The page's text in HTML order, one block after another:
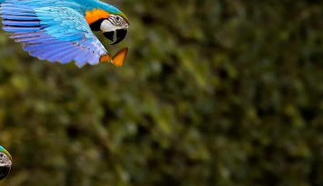
Zobraziť všetky
produkty